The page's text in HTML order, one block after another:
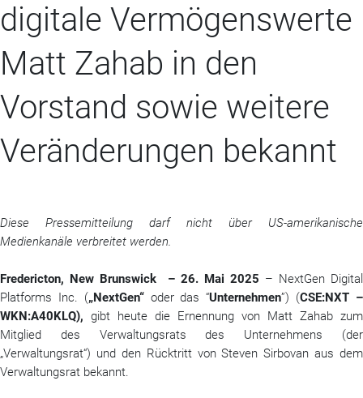
digitale Vermögenswerte
Matt Zahab in den
Vorstand sowie weitere
Veränderungen bekannt
Diese Pressemitteilung darf nicht über US-amerikanische
Medienkanäle verbreitet werden.
Fredericton, New Brunswick – 26. Mai 2025 – NextGen Digital
Platforms Inc. („NextGen“ oder das “Unternehmen”) (CSE:NXT –
WKN:A40KLQ), gibt heute die Ernennung von Matt Zahab zum
Mitglied des Verwaltungsrats des Unternehmens (der
„Verwaltungsrat“) und den Rücktritt von Steven Sirbovan aus dem
Verwaltungsrat bekannt.